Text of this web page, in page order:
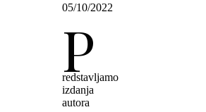
05/10/2022
P
redstavljamo
izdanja
autora